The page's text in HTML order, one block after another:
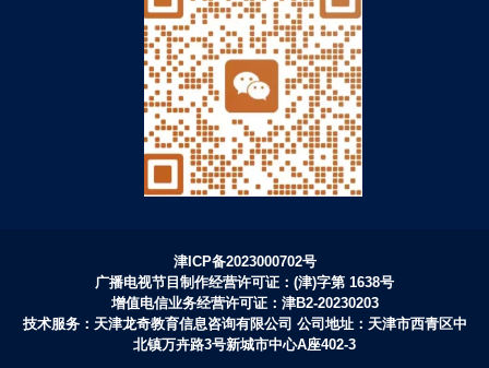
津ICP备2023000702号
广播电视节目制作经营许可证：(津)字第 1638号
增值电信业务经营许可证：津B2-20230203
技术服务：天津龙奇教育信息咨询有限公司 公司地址：天津市西青区中
北镇万卉路3号新城市中心A座402-3